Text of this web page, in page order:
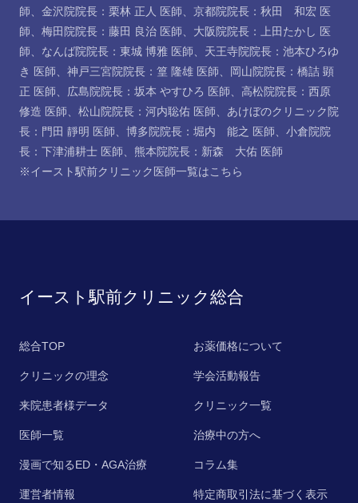
師、 金沢院院長：栗林 正人 医師、 京都院院長：秋田 和宏 医
師、 梅田院院長：藤田 良治 医師、 大阪院院長：上田たかし 医
師、 なんば院院長：東城 博雅 医師、 天王寺院院長：池本ひろゆ
き 医師、 神戸三宮院院長：篁 隆雄 医師、
岡山院院長：橋詰 顕
正 医師、 広島院院長：坂本 やすひろ 医師、 高松院院長：西原
修造 医師、 松山院院長：河内聡佑 医師、 あけぼのクリニック院
長：門田 靜明 医師、 博多院院長：堀内 能之 医師、 小倉院院
長：下津浦耕士 医師、 熊本院院長：新森 大佑 医師
※イースト駅前クリニック医師一覧はこちら
イースト駅前クリニック総合
総合TOP お薬価格について
クリニックの理念 学会活動報告
来院患者様データ クリニック一覧
医師一覧 治療中の方へ
漫画で知るED・AGA治療 コラム集
運営者情報
特定商取引法に基づく表示